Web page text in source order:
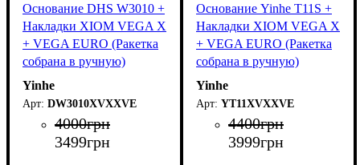
Основание DHS W3010 +
Накладки XIOM VEGA X
+ VEGA EURO (Ракетка
собрана в ручную)
Yinhe
DW3010XVXXVE
4000грн
3499грн
Основание Yinhe T11S +
Накладки XIOM VEGA X
+ VEGA EURO (Ракетка
собрана в ручную)
Yinhe
YT11XVXXVE
4400грн
3999грн